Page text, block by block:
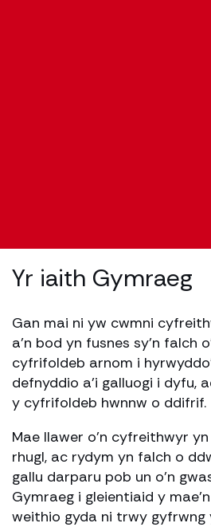
Yr iaith Gymraeg
Gan mai ni yw cwmni
a’n bod yn fusnes sy’n falch
cyfrifoldeb arnom i
defnyddio a’i galluogi i dyfu,
y cyfrifoldeb hwnnw o ddifrif.
Mae llawer o’n cyfreithwyr
rhugl, ac rydym yn falch o
gallu darparu pob un o’n
Gymraeg i gleientiaid y
weithio gyda ni trwy gyfrwng